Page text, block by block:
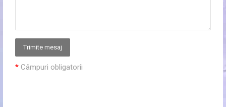
* Câmpuri obligatorii